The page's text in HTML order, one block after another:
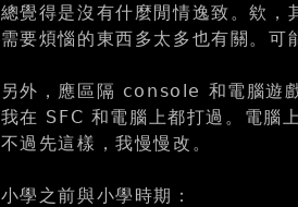
總覺得是沒有什麼閒情逸致。欸，
需要煩惱的東西多太多也有關。可
另外，應區隔 console 和電腦遊
我在 SFC 和電腦上都打過。電腦
不過先這樣，我慢慢改。
小學之前與小學時期：